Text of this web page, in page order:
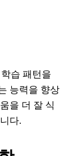
습 패턴을
능력을 향상
을 더 잘 식
다.